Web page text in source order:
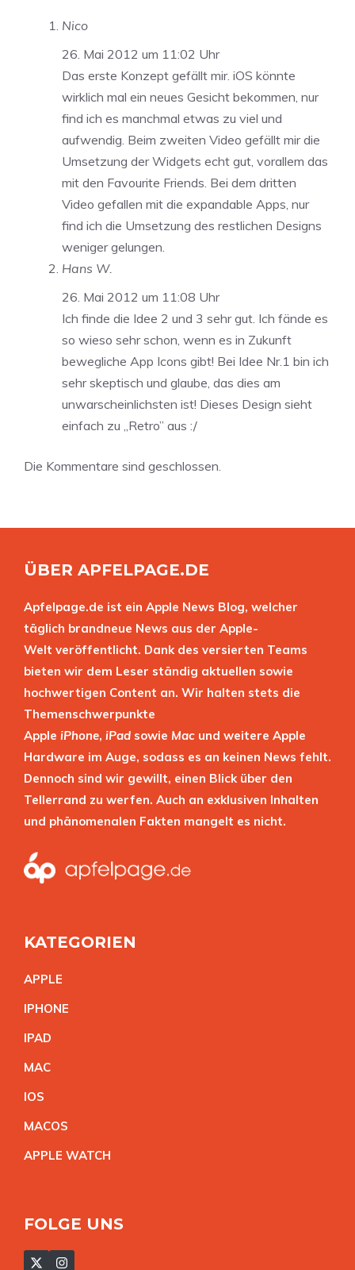
Nico
26. Mai 2012 um 11:02 Uhr
Das erste Konzept gefällt mir. iOS könnte
wirklich mal ein neues Gesicht bekommen, nur
find ich es manchmal etwas zu viel und
aufwendig. Beim zweiten Video gefällt mir die
Umsetzung der Widgets echt gut, vorallem das
mit den Favourite Friends. Bei dem dritten
Video gefallen mit die expandable Apps, nur
find ich die Umsetzung des restlichen Designs
weniger gelungen.
Hans W.
26. Mai 2012 um 11:08 Uhr
Ich finde die Idee 2 und 3 sehr gut. Ich fände es
so wieso sehr schon, wenn es in Zukunft
bewegliche App Icons gibt! Bei Idee Nr.1 bin ich
sehr skeptisch und glaube, das dies am
unwarscheinlichsten ist! Dieses Design sieht
einfach zu „Retro” aus :/
Die Kommentare sind geschlossen.
ÜBER APFELPAGE.DE
Apfelpage.de ist ein Apple News Blog, welcher
täglich brandneue News aus der Apple-
Welt veröffentlicht. Dank des versierten Teams
bieten wir dem Leser ständig aktuellen sowie
hochwertigen Content an. Wir halten stets die
Themenschwerpunkte
Apple iPhone, iPad sowie Mac und weitere Apple
Hardware im Auge, sodass es an keinen News fehlt.
Dennoch sind wir gewillt, einen Blick über den
Tellerrand zu werfen. Auch an exklusiven Inhalten
und phänomenalen Fakten mangelt es nicht.
KATEGORIEN
APPLE
IPHONE
IPAD
MAC
IOS
MACOS
APPLE WATCH
FOLGE UNS